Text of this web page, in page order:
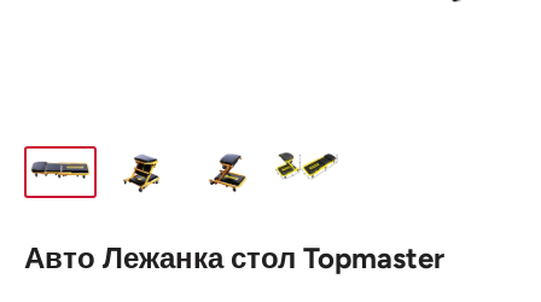
Авто Лежанка стол Topmaster